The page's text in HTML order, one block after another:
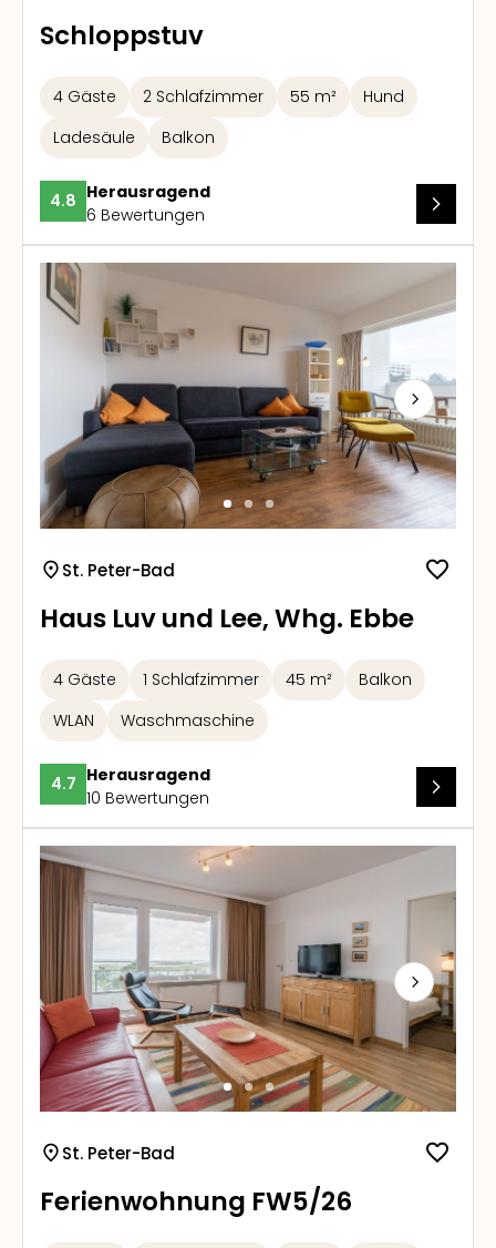
Schloppstuv
4 Gäste 2 Schlafzimmer 55 m²
Hund
Ladesäule
Balkon
4.8 Herausragend
6 Bewertungen
Next
St. Peter-Bad
Haus Luv und Lee, Whg. Ebbe
4 Gäste 1 Schlafzimmer 45 m²
Balkon
WLAN
Waschmaschine
4.7 Herausragend
10 Bewertungen
Next
St. Peter-Bad
Ferienwohnung FW5/26